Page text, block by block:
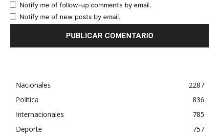
Notify me of follow-up comments by email.
Notify me of new posts by email.
Nacionales
2287
Política
836
Internacionales
785
Deporte
757